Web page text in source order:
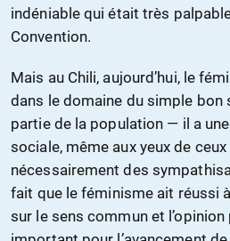
indéniable qui était très
Convention.
Mais au Chili, aujourd’hui, le
dans le domaine du simple bon
partie de la population — il a
sociale, même aux yeux de
nécessairement des
fait que le féminisme ait réussi
sur le sens commun et